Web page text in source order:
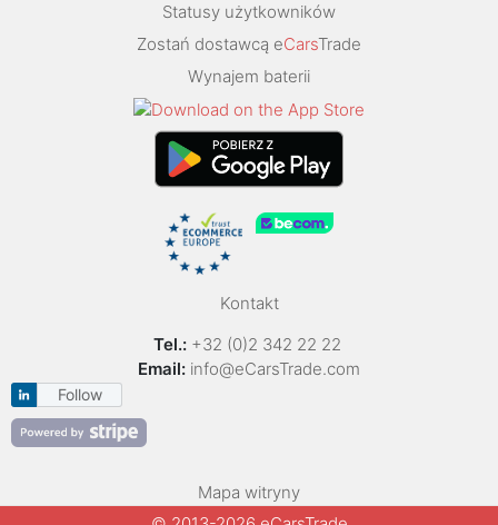
Statusy użytkowników
Zostań dostawcą eCarsTrade
Wynajem baterii
Kontakt
Tel.: +32 (0)2 342 22 22
Email: info@eCarsTrade.com
Follow
Mapa witryny